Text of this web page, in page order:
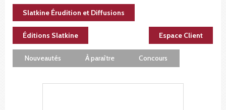
Slatkine Érudition et Diffusions
Éditions Slatkine Espace Client
Nouveautés À paraître Concours